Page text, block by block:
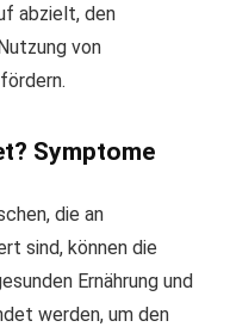
abzielt, den
von
Symptome
die an
sind, können die
Ernährung und
werden, um den